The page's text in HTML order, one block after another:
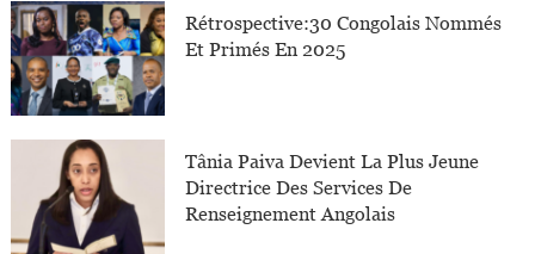
Rétrospective:30 Congolais Nommés
Et Primés En 2025
Tânia Paiva Devient La Plus Jeune
Directrice Des Services De
Renseignement Angolais